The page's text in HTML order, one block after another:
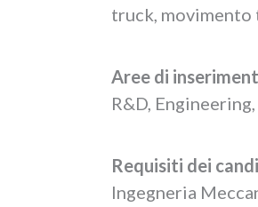
truck,
Aree di
R&D,
Requisiti dei
Ingegneria